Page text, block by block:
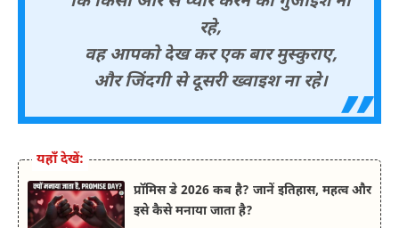
रहे,
वह आपको देख कर एक बार मुस्कुराए,
और जिंदगी से दूसरी ख्वाइश ना रहे।
यहाँ देखें:
प्रॉमिस डे 2026 कब है? जानें इतिहास, महत्व और
इसे कैसे मनाया जाता है?